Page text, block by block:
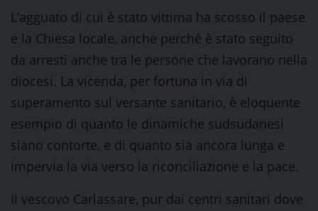
L’agguato di cui è stato vittima ha scosso il paese
e la Chiesa locale, anche perché è stato seguito
da arresti anche tra le persone che lavorano nella
diocesi. La vicenda, per fortuna in via di
superamento sul versante sanitario, è eloquente
esempio di quanto le dinamiche sudsudanesi
siano contorte, e di quanto sia ancora lunga e
impervia la via verso la riconciliazione e la pace.
Il vescovo Carlassare, pur dai centri sanitari dove